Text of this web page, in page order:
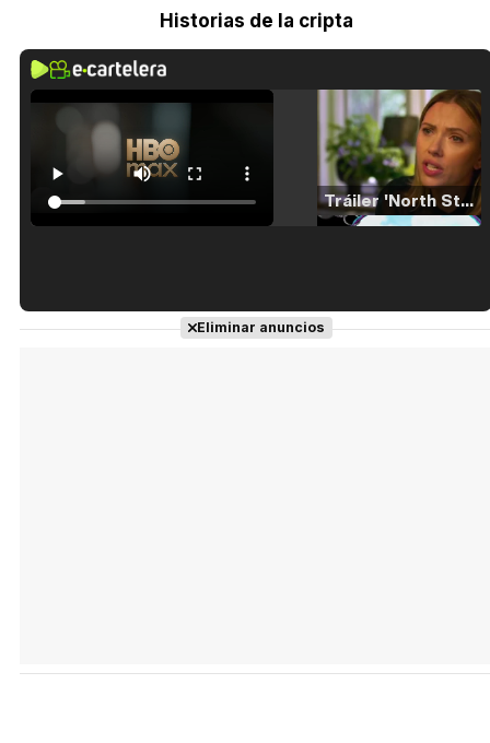
Historias de la cripta
Tráiler 'North Star' (2023)
Tráiler en español de 'La isla olvidada'
Eliminar anuncios